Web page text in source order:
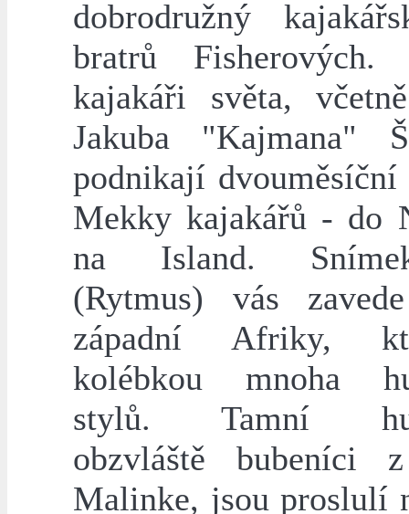
dobrodružný
bratrů Fisherových.
kajakáři světa,
Jakuba "Kajmana"
podnikají dvouměsíční
Mekky kajakářů - do
na Island.
(Rytmus) vás
západní Afriky,
kolébkou mnoha
stylů. Tamní
obzvláště bubeníci
Malinke, jsou proslulí